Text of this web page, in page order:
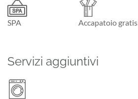
SPA Accapatoio gratis
Servizi aggiuntivi